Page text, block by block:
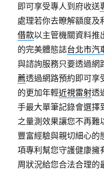
即可享受專人到府收送
處理若你去瞭解額度及
借款以主管機關資料推
的完美體態誌台北市汽
與諮詢服務只要透過網
薦透過網路預約即可享
的更加年輕近視雷射透
手最大單筆記錄會選擇
之量測效果讓您不再難
豐富經驗與親切細心的
項專利幫您守護健康擁
周狀況給您合法合理的